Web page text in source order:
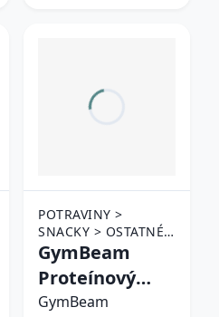
POTRAVINY >
SNACKY > OSTATNÉ
SNACKY
GymBeam
Proteínový
croissant -
GymBeam